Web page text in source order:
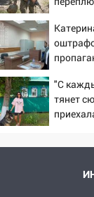
10:26
На
временно
10:14
В
отправили
09:52
соседними
Бога в
Вести.ru
"С
тянет